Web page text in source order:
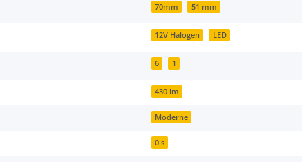
70mm 51 mm
12V Halogen LED
6 1
430 lm
Moderne
0 s